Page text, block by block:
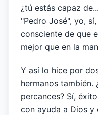
¿tú estás capaz
"Pedro José", yo,
consciente de que
mejor que en la
Y así lo hice por
hermanos también.
percances? Sí,
con ayuda a Dios